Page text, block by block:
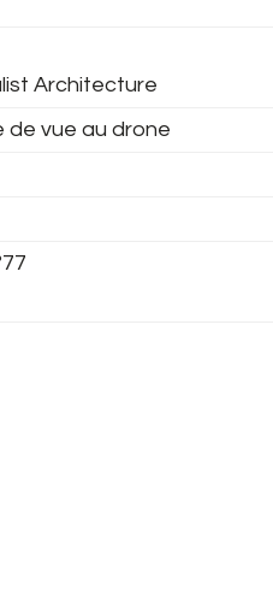
Architecture
de vue au drone